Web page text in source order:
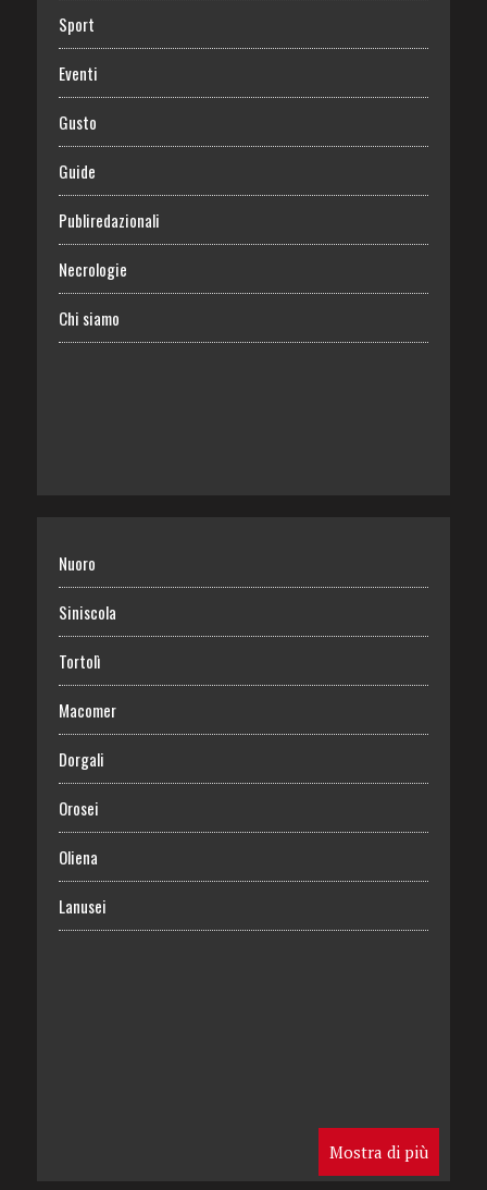
Sport
Eventi
Gusto
Guide
Publiredazionali
Necrologie
Chi siamo
Nuoro
Siniscola
Tortolì
Macomer
Dorgali
Orosei
Oliena
Lanusei
Mostra di più